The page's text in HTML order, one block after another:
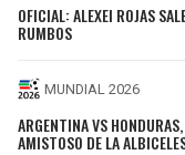
OFICIAL: ALEXEI ROJAS
RUMBOS
MUNDIAL 2026
ARGENTINA VS
AMISTOSO DE LA